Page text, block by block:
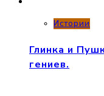
Истории
Глинка и
гениев.